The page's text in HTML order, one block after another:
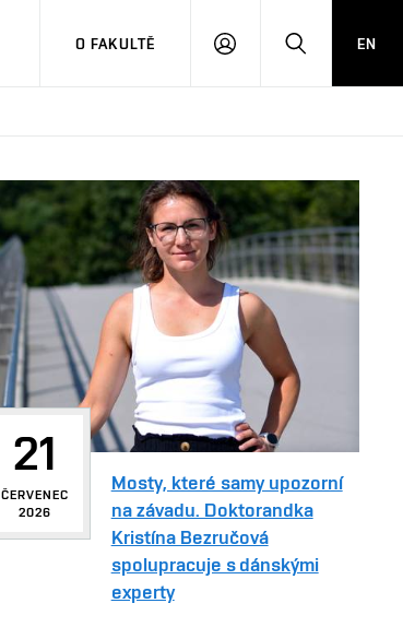
O FAKULTĚ
PŘIHLÁSITHLEDAT
EN
21
ČERVENEC
2026
Mosty, které samy upozorní
na závadu. Doktorandka
Kristína Bezručová
spolupracuje s dánskými
experty